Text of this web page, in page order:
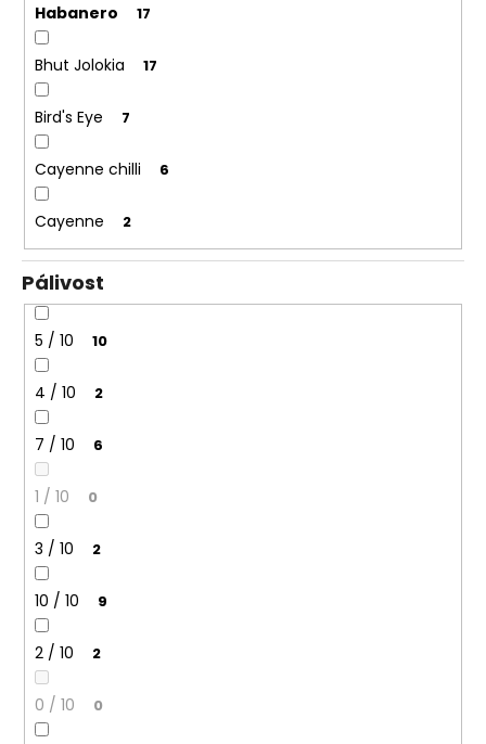
Habanero 17
Bhut Jolokia 17
Bird's Eye 7
Cayenne chilli 6
Cayenne 2
Pálivost
5 / 10 10
4 / 10 2
7 / 10 6
1 / 10 0
3 / 10 2
10 / 10 9
2 / 10 2
0 / 10 0